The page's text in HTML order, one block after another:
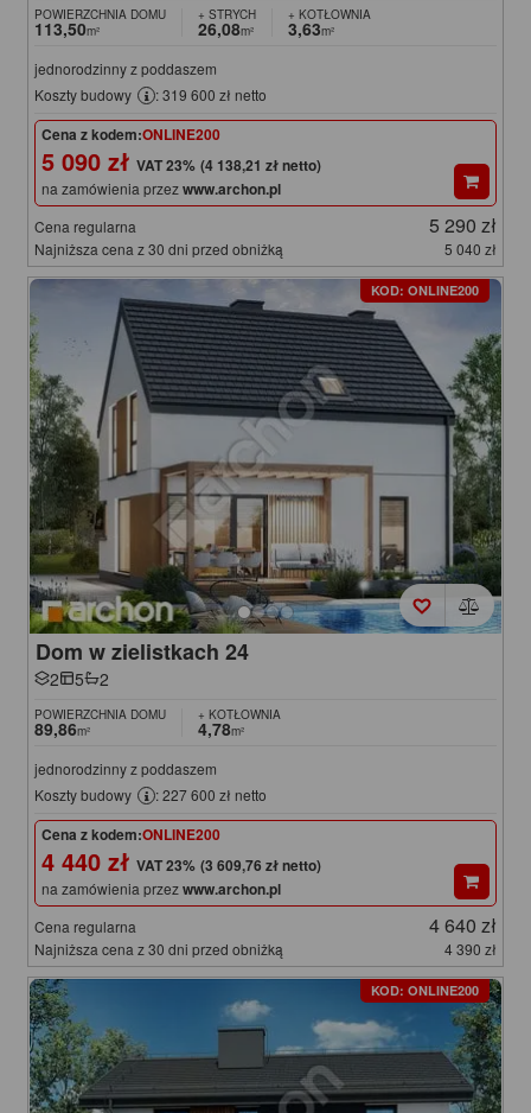
POWIERZCHNIA DOMU
113,50m²
+ STRYCH
26,08m²
+ KOTŁOWNIA
3,63m²
jednorodzinny z poddaszem
Koszty budowy
: 319 600 zł netto
Cena z kodem:ONLINE200
5 090 zł (4 138,21 zł netto)
na zamówienia przezwww.archon.pl
Cena regularna 5 290 zł
Najniższa cena z 30 dni przed obniżką 5 040 zł
KOD: ONLINE200
Dom w zielistkach 24
2 5 2
POWIERZCHNIA DOMU
89,86m²
+ KOTŁOWNIA
4,78m²
jednorodzinny z poddaszem
Koszty budowy
: 227 600 zł netto
Cena z kodem:ONLINE200
4 440 zł (3 609,76 zł netto)
na zamówienia przezwww.archon.pl
Cena regularna 4 640 zł
Najniższa cena z 30 dni przed obniżką 4 390 zł
KOD: ONLINE200